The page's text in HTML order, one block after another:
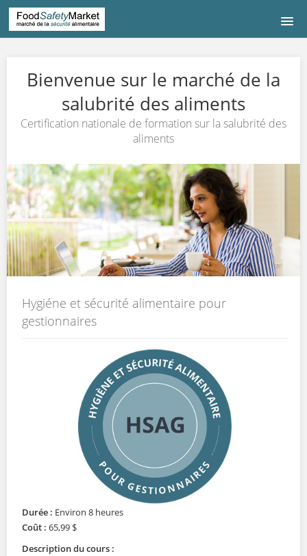
ENGLISH
QUI SOMMES-NOUS
Bienvenue sur le marché de la
salubrité des aliments
Certification nationale de formation sur la salubrité des
aliments
Hygiéne et sécurité alimentaire pour
gestionnaires
Durée : Environ 8 heures
Coût : 65,99 $
Description du cours :